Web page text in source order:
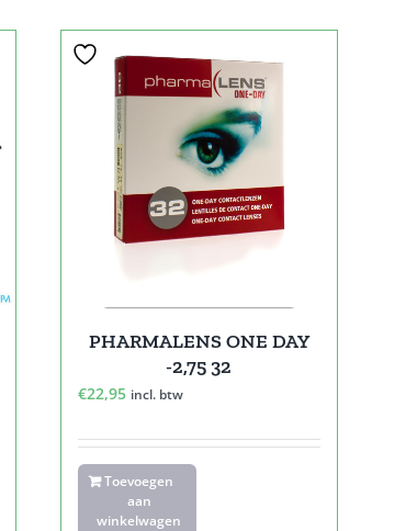
PHARMALENS ONE DAY
-2,75 32
€22,95 incl. btw
Toevoegen
aan
winkelwagen